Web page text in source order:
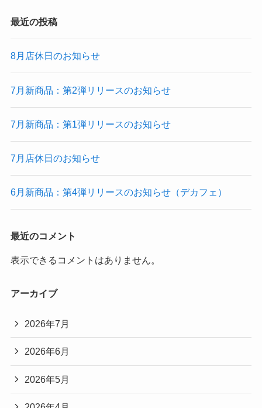
最近の投稿
8月店休日のお知らせ
7月新商品：第2弾リリースのお知らせ
7月新商品：第1弾リリースのお知らせ
7月店休日のお知らせ
6月新商品：第4弾リリースのお知らせ（デカフェ）
最近のコメント
表示できるコメントはありません。
アーカイブ
2026年7月
2026年6月
2026年5月